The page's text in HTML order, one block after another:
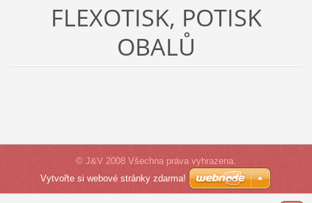
FLEXOTISK, POTISK
OBALŮ
© J&V 2008 Všechna práva vyhrazena.
Vytvořte si webové stránky zdarma!